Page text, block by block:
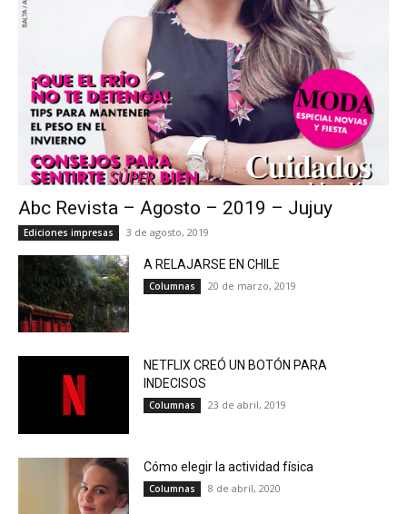
Abc Revista – Agosto – 2019 – Jujuy
Ediciones impresas 3 de agosto, 2019
A RELAJARSE EN CHILE
Columnas 20 de marzo, 2019
NETFLIX CREÓ UN BOTÓN PARA
INDECISOS
Columnas 23 de abril, 2019
Cómo elegir la actividad física
Columnas 8 de abril, 2020